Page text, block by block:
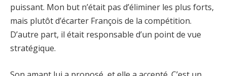
puissant. Mon but n’était pas d’éliminer les plus forts,
mais plutôt d’écarter François de la compétition.
D’autre part, il était responsable d’un point de vue
stratégique.